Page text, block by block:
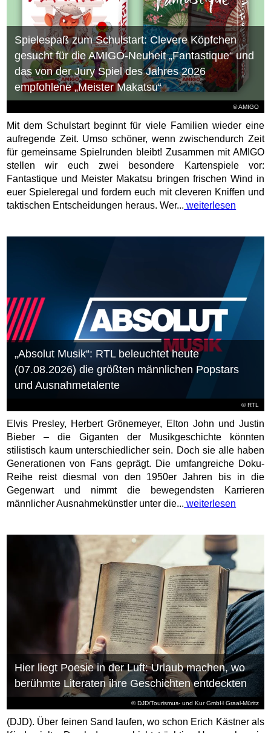
© AMIGO
Spielespaß zum Schulstart: Clevere Köpfchen
gesucht für die AMIGO-Neuheit „Fantastique“ und
das von der Jury Spiel des Jahres 2026
empfohlene „Meister Makatsu“
Mit dem Schulstart beginnt für viele Familien wieder eine
aufregende Zeit. Umso schöner, wenn zwischendurch Zeit
für gemeinsame Spielrunden bleibt! Zusammen mit AMIGO
stellen wir euch zwei besondere Kartenspiele vor:
Fantastique und Meister Makatsu bringen frischen Wind in
euer Spieleregal und fordern euch mit cleveren Kniffen und
taktischen Entscheidungen heraus. Wer... weiterlesen
©RTL
„Absolut Musik“: RTL beleuchtet heute
(07.08.2026) die größten männlichen Popstars
und Ausnahmetalente
Elvis Presley, Herbert Grönemeyer, Elton John und Justin
Bieber – die Giganten der Musikgeschichte könnten
stilistisch kaum unterschiedlicher sein. Doch sie alle haben
Generationen von Fans geprägt. Die umfangreiche Doku-
Reihe reist diesmal von den 1950er Jahren bis in die
Gegenwart und nimmt die bewegendsten Karrieren
männlicher Ausnahmekünstler unter die... weiterlesen
© DJD/Tourismus- und Kur GmbH Graal-Müritz
Hier liegt Poesie in der Luft: Urlaub machen, wo
berühmte Literaten ihre Geschichten entdeckten
(DJD). Über feinen Sand laufen, wo schon Erich Kästner als